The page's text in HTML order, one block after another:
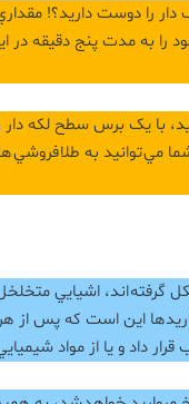
را دوست داريد؟!
را به مدت پنج دقيقه
با يک برس سطح لکه
مي توانيد به طلا فروشي
گرفته اند، اشيايي
اين است که پس از
داد و يا از مواد